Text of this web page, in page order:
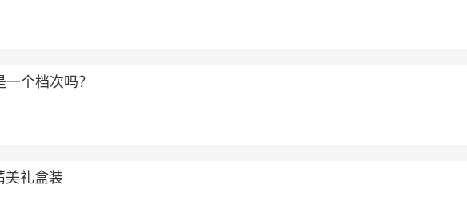
个档次吗？
美礼盒装